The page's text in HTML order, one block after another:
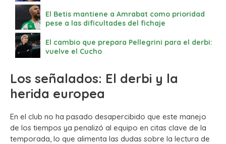
El Betis mantiene a Amrabat como prioridad
pese a las dificultades del fichaje
El cambio que prepara Pellegrini para el derbi:
vuelve el Cucho
Los señalados: El derbi y la
herida europea
En el club no ha pasado desapercibido que este manejo
de los tiempos ya penalizó al equipo en citas clave de la
temporada, lo que alimenta las dudas sobre la lectura de